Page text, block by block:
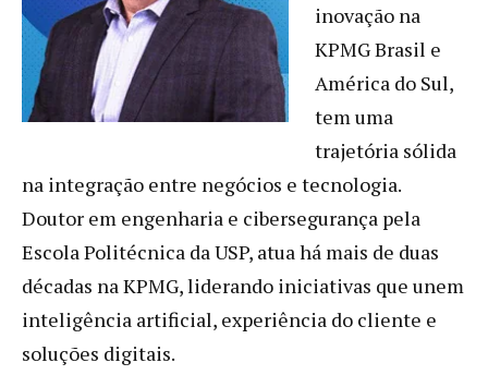
inovação na
KPMG Brasil e
América do Sul,
tem uma
trajetória sólida
na integração entre negócios e tecnologia.
Doutor em engenharia e cibersegurança pela
Escola Politécnica da USP, atua há mais de duas
décadas na KPMG, liderando iniciativas que unem
inteligência artificial, experiência do cliente e
soluções digitais.